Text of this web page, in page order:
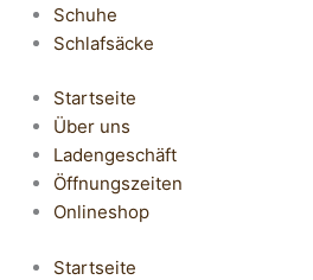
Schuhe
Schlafsäcke
Startseite
Über uns
Ladengeschäft
Öffnungszeiten
Onlineshop
Startseite